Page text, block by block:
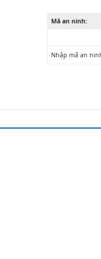
Mã an ninh:
Nhập mã an